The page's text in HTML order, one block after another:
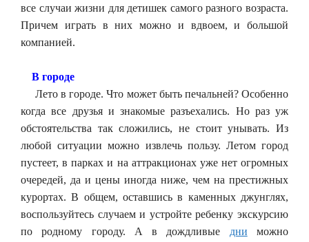
все случаи жизни для детишек самого разного возраста.
Причем играть в них можно и вдвоем, и большой
компанией.
В городе
Лето в городе. Что может быть печальней? Особенно
когда все друзья и знакомые разъехались. Но раз уж
обстоятельства так сложились, не стоит унывать. Из
любой ситуации можно извлечь пользу. Летом город
пустеет, в парках и на аттракционах уже нет огромных
очередей, да и цены иногда ниже, чем на престижных
курортах. В общем, оставшись в каменных джунглях,
воспользуйтесь случаем и устройте ребенку экскурсию
по родному городу. А в дождливые дни можно